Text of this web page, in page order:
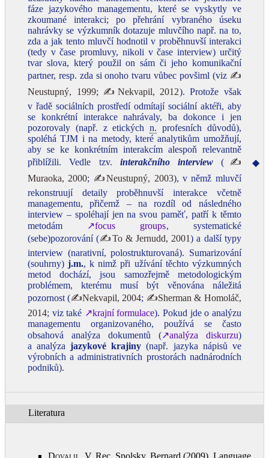
fáze jazykového managementu, které se vyskytly ve
zkoumané interakci; po přehrání vybraného úseku
nahrávky se výzkumník dotazuje mluvčího např. na to,
zda a jak tento mluvčí hodnotil v proběhnuvší interakci
(tedy v čase promluvy, nikoli v čase interview) určitý
tvar slova, který použil on sám či jeho komunikační
partner, resp. zda si onoho tvaru vůbec povšiml (viz ✍
Neustupný, 1999; ✍Nekvapil, 2012). Protože však
v řadě sociálních prostředí odmítají sociální aktéři, aby
se konkrétní interakce nahrávaly, ba dokonce i jen
pozorovaly (např. z etickýchn. profesních důvodů),
spoléhá TJM i na metody, které analytikům umožňují,
aby se ke konkrétním interakcím alespoň relevantně
přiblížili. Vedle tzv. interakčního interview ( ✍
Muraoka, 2000; ✍Neustupný, 2003), v němž mluvčí
rekonstruují detaily proběhnuvší interakce včetně
managementu, přičemž – na rozdíl od následného
interview – spoléhají jen na svou paměť, patří k těmto
metodám
↗focus groups, systematické
(sebe)pozorování (✍To & Jernudd, 2001) a další typy
interview (narativní, polostrukturovaná). Sumarizování
(souhrny)j.m., k nimž při užívání těchto výzkumných
metod dochází, jsou samozřejmě metodologickým
problémem, kterému musí být věnována náležitá
pozornost (✍Nekvapil, 2004; ✍Sherman & Homoláč,
2014; viz také ↗krajní formulace). Pokud jde o analýzu
managementu organizovaného, používá se často
obsahová analýza dokumentů (↗analýza diskurzu)
a analýzajazykové krajiny (např. jazyka nápisů ve
výrobních a administrativních prostorách nadnárodních
podniků).
◆
Literatura
Dovalil, V. Rec. Spolsky, Bernard (2009). Language